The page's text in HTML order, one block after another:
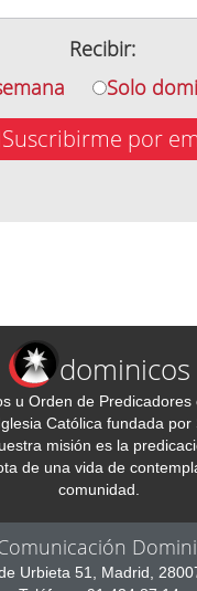
Recibir:
Solo
Suscribirme por
dominicos
u Orden de Predicadores
Católica fundada por
misión es la
de una vida de
comunidad.
Urbieta 51, Madrid,